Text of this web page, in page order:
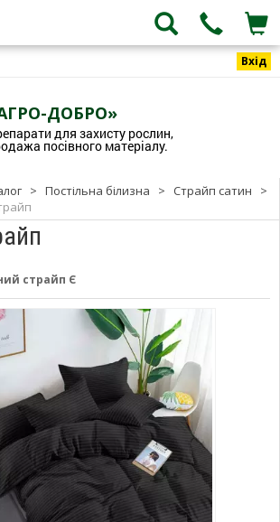
Вхід
ДОБРО»
для захисту рослин,
посівного матеріалу.
> Постільна білизна > Страйп сатин
>
страйп Є